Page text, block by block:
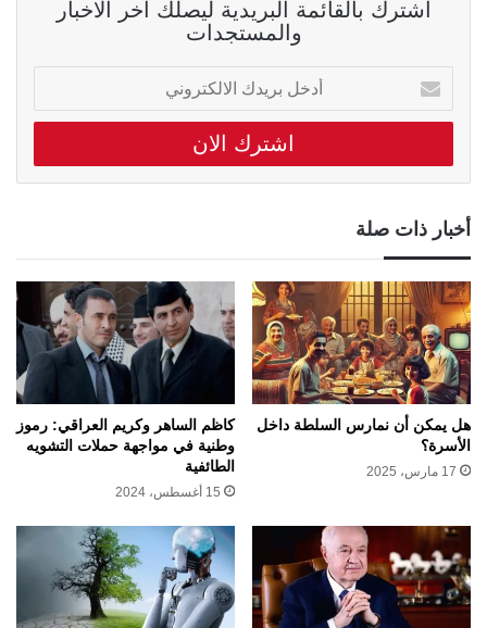
اشترك بالقائمة البريدية ليصلك آخر الاخبار
والمستجدات
أدخل
بريدك
الالكتروني
أخبار ذات صلة
هل يمكن أن نمارس السلطة داخل
الأسرة؟
17 مارس، 2025
كاظم الساهر وكريم العراقي: رموز
وطنية في مواجهة حملات التشويه
الطائفية
15 أغسطس، 2024